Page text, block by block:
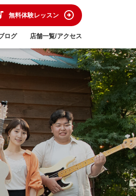
無料体験レッスン
ログ 店舗一覧/アクセス